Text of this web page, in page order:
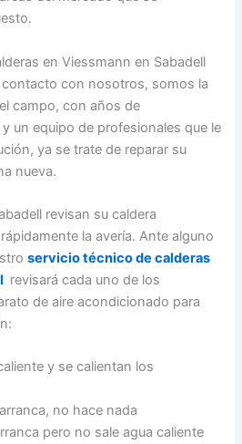
en Viessmann en Sabadell
con nosotros, somos la
campo, con años de
un equipo de profesionales que le
ya se trate de reparar su
nueva.
revisan su caldera
la avería. Ante alguno
servicio técnico de calderas
revisará cada uno de los
de aire acondicionado para
y se calientan los
no hace nada
pero no sale agua caliente